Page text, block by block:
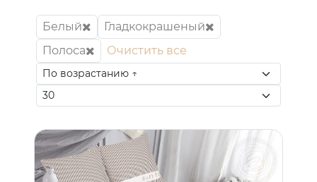
Белый
Гладкокрашеный
Полоса
Очистить все